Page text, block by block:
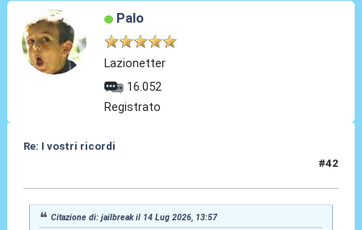
Palo
Lazionetter
16.052
Registrato
Re: I vostri ricordi
#42
Citazione di: jailbreak il 14 Lug 2026, 13:57